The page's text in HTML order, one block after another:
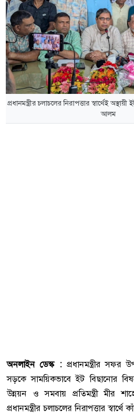
প্রধানমন্ত্রীর চলাচলের নিরাপত্তার স্বার্থেই
আলম
অনলাইন ডেস্ক : প্রধানমন্ত্রীর সফর
সড়কে সাময়িকভাবে ইট বিছানোর
উন্নয়ন ও সমবায় প্রতিমন্ত্রী মীর
প্রধানমন্ত্রীর চলাচলের নিরাপত্তার স্বার্থে